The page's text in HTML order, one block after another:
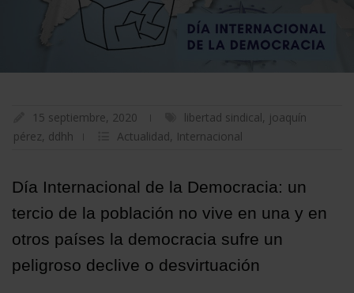
15 septiembre, 2020 libertad sindical, joaquín
pérez, ddhh Actualidad, Internacional
Día Internacional de la Democracia: un
tercio de la población no vive en una y en
otros países la democracia sufre un
peligroso declive o desvirtuación